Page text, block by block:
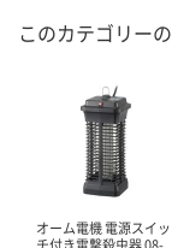
このカテゴリー
オーム電機 電源スイッ